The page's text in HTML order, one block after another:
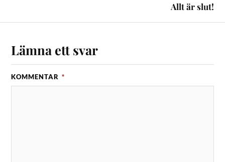
Allt är slut!
Lämna ett svar
KOMMENTAR *